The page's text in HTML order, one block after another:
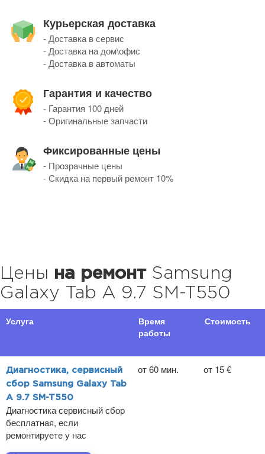
Курьерская доставка
- Доставка в сервис
- Доставка на дом\офис
- Доставка в автоматы
Гарантия и качество
- Гарантия 100 дней
- Оригинальные запчасти
Фиксированные цены
- Прозрачные цены
- Скидка на первый ремонт 10%
Цены на ремонтSamsung
Galaxy Tab A 9.7 SM-T550
Услуга
Время
работы
Стоимость
Диагностика, сервисный
сбор Samsung Galaxy Tab
A 9.7 SM-T550
Диагностика сервисный сбор
бесплатная, если
ремонтируете у нас
от 60 мин. от 15 €